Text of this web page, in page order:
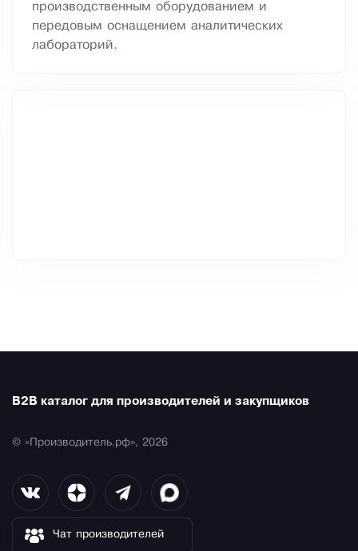
производственным оборудованием и
передовым оснащением аналитических
лабораторий.
B2B каталог для производителей и закупщиков
© «Производитель.рф», 2026
Чат производителей